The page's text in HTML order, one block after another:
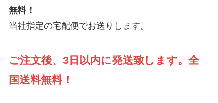
無料！
当社指定の宅配便でお送りします。
ご注文後、3日以内に発送致します。全
国送料無料！